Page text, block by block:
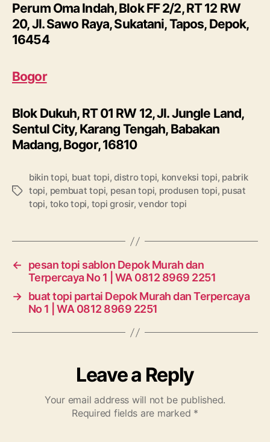
Perum Oma Indah, Blok FF 2/2, RT 12 RW
20, Jl. Sawo Raya, Sukatani, Tapos, Depok,
16454
Bogor
Blok Dukuh, RT 01 RW 12, Jl. Jungle Land,
Sentul City, Karang Tengah, Babakan
Madang, Bogor, 16810
Tags
bikin topi, buat topi,distro topi, konveksi topi, pabrik
topi, pembuat topi, pesan topi, produsen topi, pusat
topi, toko topi, topi grosir,vendor topi
←
pesan topi sablon Depok Murah dan
Terpercaya No 1 | WA 0812 8969 2251
→ buat topi partai Depok Murah dan Terpercaya
No 1 | WA 0812 8969 2251
Leave a Reply
Your email address will not be published.
Required fields are marked *